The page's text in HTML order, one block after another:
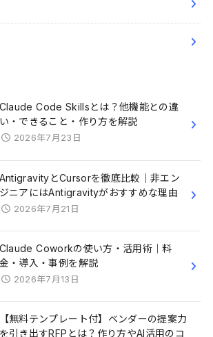
Claude Code Skillsとは？他機能との違
い・できること・作り方を解説
2026年7月23日
AntigravityとCursorを徹底比較｜非エン
ジニアにはAntigravityがおすすめな理由
2026年7月21日
Claude Coworkの使い方・活用術｜料
金・導入・事例を解説
2026年7月13日
【無料テンプレート付】ベンダーの提案力
を引き出すRFPとは？作り方やAI活用のコ